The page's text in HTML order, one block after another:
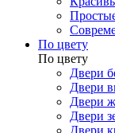
По цвету
По цвету
Двери
Двери
Двери
Двери